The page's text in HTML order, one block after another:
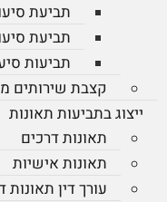
תביעת
תביעת
תביעות
קצבת שירותים
ייצוג בתביעות תאונות
תאונות דרכים
תאונות אישיות
עורך דין תאונות